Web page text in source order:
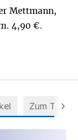
Mettmann,
4,90 €.
Zum Thema